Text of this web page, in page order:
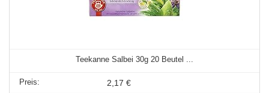
Teekanne Salbei 30g 20 Beutel ...
2,17 €